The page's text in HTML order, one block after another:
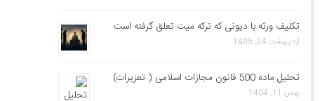
تکلیف ورثه با دیونی که ترکه میت تعلق گرفته است
اردیبهشت 24, 1405
تحلیل ماده 500 قانون مجازات اسلامی ( تعزیرات)
بهمن 11, 1404